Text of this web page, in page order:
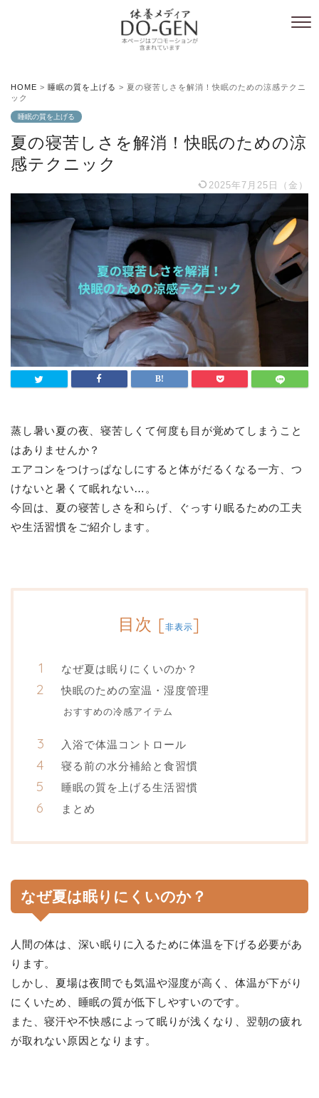
HOME > 睡眠の質を上げる > 夏の寝苦しさを解消！快眠のための涼感テクニ
ック
睡眠の質を上げる
夏の寝苦しさを解消！快眠のための涼
感テクニック
2025年7月25日（金）
蒸し暑い夏の夜、寝苦しくて何度も目が覚めてしまうこと
はありませんか？
エアコンをつけっぱなしにすると体がだるくなる一方、つ
けないと暑くて眠れない…。
今回は、夏の寝苦しさを和らげ、ぐっすり眠るための工夫
や生活習慣をご紹介します。
目次 [非表示]
なぜ夏は眠りにくいのか？
快眠のための室温・湿度管理
おすすめの冷感アイテム
入浴で体温コントロール
寝る前の水分補給と食習慣
睡眠の質を上げる生活習慣
まとめ
なぜ夏は眠りにくいのか？
人間の体は、深い眠りに入るために体温を下げる必要があ
ります。
しかし、夏場は夜間でも気温や湿度が高く、体温が下がり
にくいため、睡眠の質が低下しやすいのです。
また、寝汗や不快感によって眠りが浅くなり、翌朝の疲れ
が取れない原因となります。